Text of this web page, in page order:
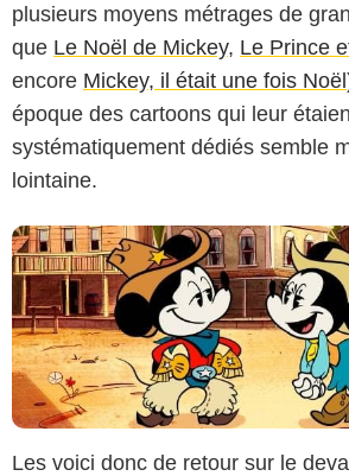
plusieurs moyens métrages de
que Le Noël de Mickey, Le Prince
encore Mickey, il était une fois Noël
époque des cartoons qui leur
systématiquement dédiés semble
lointaine.
Les voici donc de retour sur le